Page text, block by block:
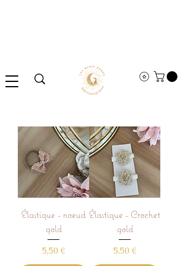
Élastique - noeud
gold
Prix
5,50 €
Élastique - Crochet
gold
Prix
5,50 €